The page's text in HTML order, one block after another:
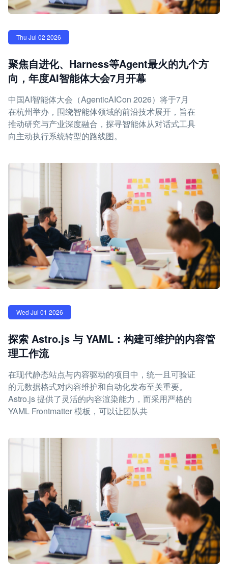
Thu Jul 02 2026
聚焦自进化、Harness等Agent最火的九个方
向，年度AI智能体大会7月开幕
中国AI智能体大会（AgenticAICon 2026）将于7月
在杭州举办，围绕智能体领域的前沿技术展开，旨在
推动研究与产业深度融合，探寻智能体从对话式工具
向主动执行系统转型的路线图。
Wed Jul 01 2026
探索 Astro.js 与 YAML：构建可维护的内容管
理工作流
在现代静态站点与内容驱动的项目中，统一且可验证
的元数据格式对内容维护和自动化发布至关重要。
Astro.js 提供了灵活的内容渲染能力，而采用严格的
YAML Frontmatter 模板，可以让团队共